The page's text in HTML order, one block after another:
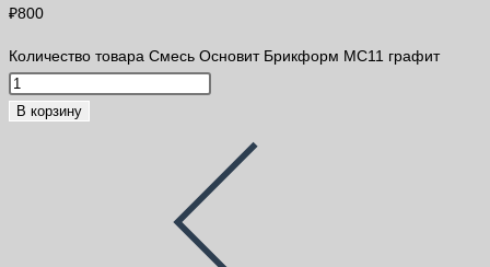
₽800
Количество товара Смесь Основит Брикформ МС11 графит
В корзину